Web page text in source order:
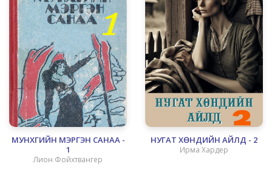
МУНХГИЙН МЭРГЭН САНАА -
1
Лион Фойхтвангер
НУГАТ ХӨНДИЙН АЙЛД - 2
Ирма Хардер